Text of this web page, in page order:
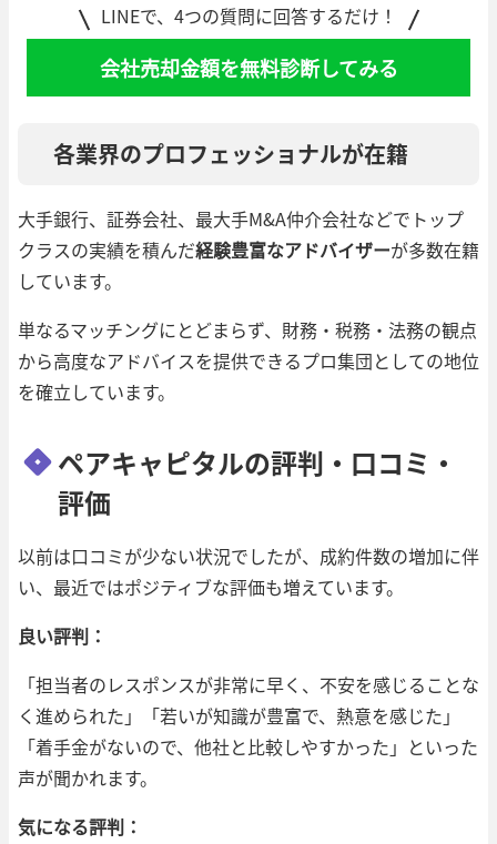
LINEで、4つの質問に回答するだけ！
会社売却金額を無料診断してみる
各業界のプロフェッショナルが在籍
大手銀行、証券会社、最大手M&A仲介会社などでトップ
クラスの実績を積んだ経験豊富なアドバイザーが多数在籍
しています。
単なるマッチングにとどまらず、財務・税務・法務の観点
から高度なアドバイスを提供できるプロ集団としての地位
を確立しています。
ペアキャピタルの評判・口コミ・
評価
以前は口コミが少ない状況でしたが、成約件数の増加に伴
い、最近ではポジティブな評価も増えています。
良い評判：
「担当者のレスポンスが非常に早く、不安を感じることな
く進められた」「若いが知識が豊富で、熱意を感じた」
「着手金がないので、他社と比較しやすかった」といった
声が聞かれます。
気になる評判：